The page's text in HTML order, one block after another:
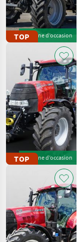
TOPMachine d’occasion
TOPMachine d’occasion